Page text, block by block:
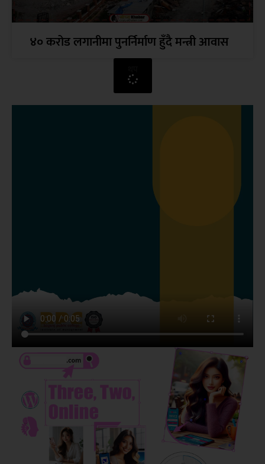
४० करोड लगानीमा पुनर्निर्माण हुँदै मन्त्री आवास